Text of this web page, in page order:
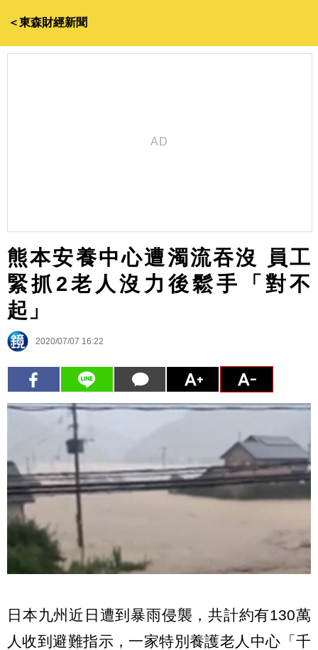
＜東森財經新聞
熊本安養中心遭濁流吞沒 員工
緊抓2老人沒力後鬆手「對不
起」
2020/07/07 16:22
日本九州近日遭到暴雨侵襲，共計約有130萬
人收到避難指示，一家特別養護老人中心「千